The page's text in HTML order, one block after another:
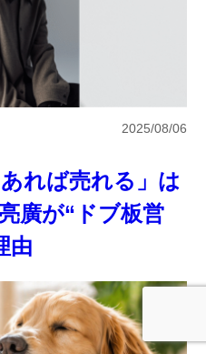
れば売れる」は
廣が“ドブ板営
由
2025/08/06